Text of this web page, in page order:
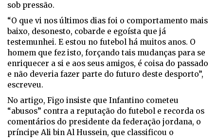
sob pressão.
“O que vi nos últimos dias foi o comportamento mais
baixo, desonesto, cobarde e egoísta que já
testemunhei. E estou no futebol há muitos anos. O
homem que fez isto, forçando tais mudanças para se
enriquecer a si e aos seus amigos, é coisa do passado
e não deveria fazer parte do futuro deste desporto”,
escreveu.
No artigo, Figo insiste que Infantino cometeu
“abusos” contra a reputação do futebol e recorda os
comentários do presidente da federação jordana, o
príncipe Ali bin Al Hussein, que classificou o